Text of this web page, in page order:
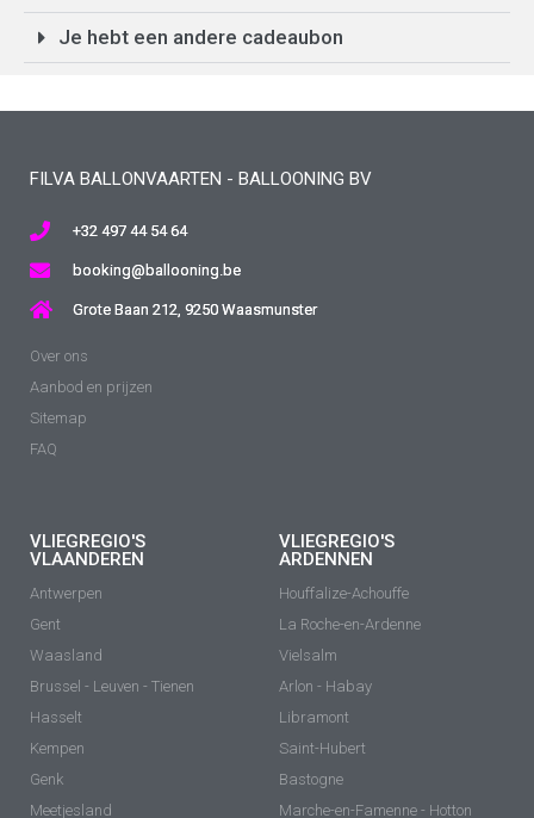
Je hebt een andere cadeaubon
FILVA BALLONVAARTEN - BALLOONING BV
+32 497 44 54 64
booking@ballooning.be
Grote Baan 212, 9250 Waasmunster
Over ons
Aanbod en prijzen
Sitemap
FAQ
VLIEGREGIO'S
VLAANDEREN
Antwerpen
Gent
Waasland
Brussel - Leuven - Tienen
Hasselt
Kempen
Genk
Meetjesland
VLIEGREGIO'S
ARDENNEN
Houffalize-Achouffe
La Roche-en-Ardenne
Vielsalm
Arlon - Habay
Libramont
Saint-Hubert
Bastogne
Marche-en-Famenne - Hotton